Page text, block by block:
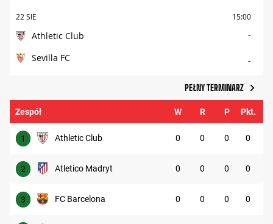
22 SIE 15:00
Athletic Club
Sevilla FC
-
-
PEŁNY TERMINARZ
Zespół W R P Pkt.
1 Athletic Club 0 0 0 0
2 Atletico Madryt 0 0 0 0
3 FC Barcelona 0 0 0 0